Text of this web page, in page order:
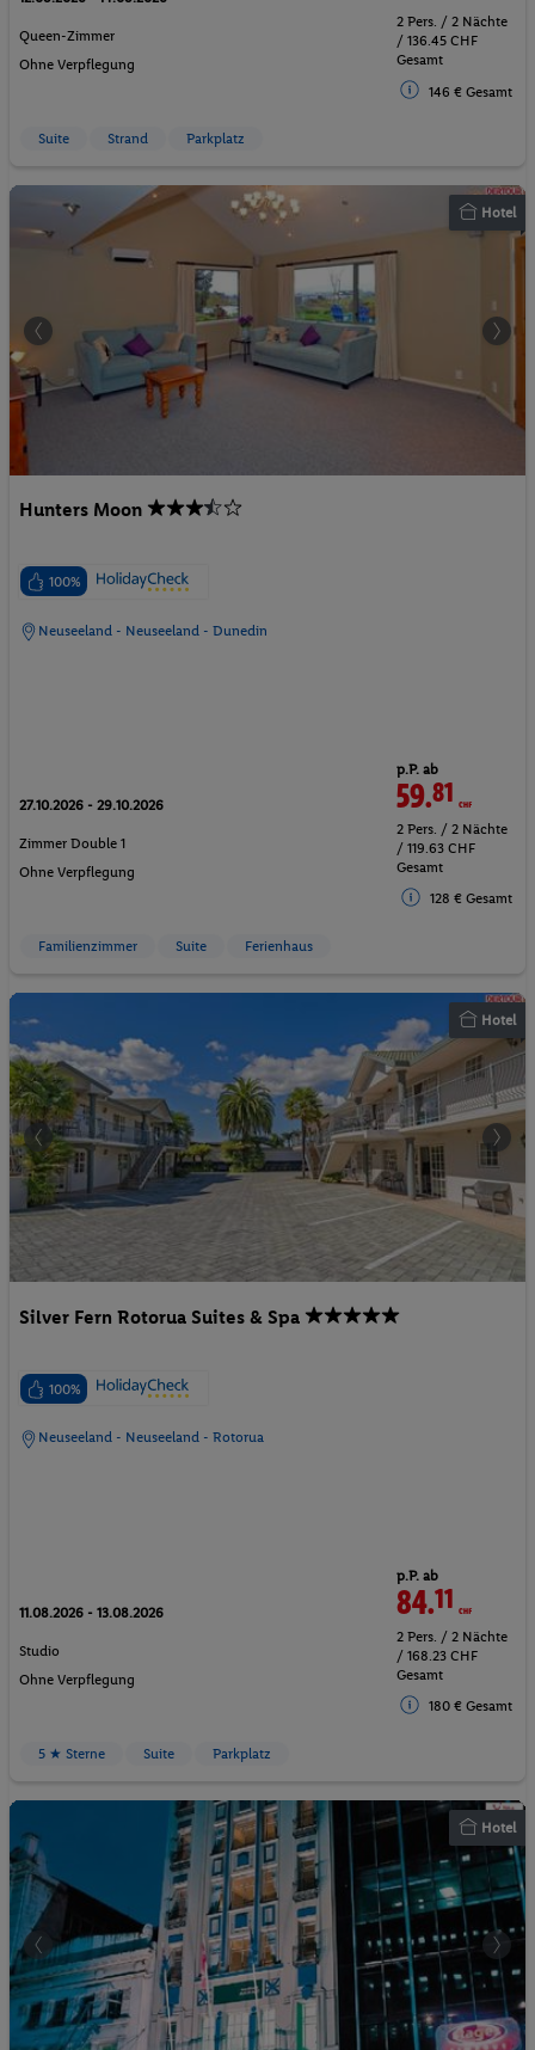
Queen-Zimmer
Ohne Verpflegung
2 Pers. / 2 Nächte
/ 136.45 CHF
Gesamt
146 € Gesamt
Suite Strand Parkplatz
Hotel
Hunters Moon
100%
Neuseeland - Neuseeland - Dunedin
27.10.2026 - 29.10.2026
Zimmer Double 1
Ohne Verpflegung
p.P. ab
59.81 CHF
2 Pers. / 2 Nächte
/ 119.63 CHF
Gesamt
128 € Gesamt
Familienzimmer Suite Ferienhaus
Hotel
Silver Fern Rotorua Suites & Spa
100%
Neuseeland - Neuseeland - Rotorua
11.08.2026 - 13.08.2026
Studio
Ohne Verpflegung
p.P. ab
84.11 CHF
2 Pers. / 2 Nächte
/ 168.23 CHF
Gesamt
180 € Gesamt
5 ★ Sterne Suite Parkplatz
Hotel